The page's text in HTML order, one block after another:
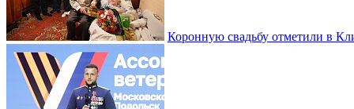
Коронную свадьбу отметили в